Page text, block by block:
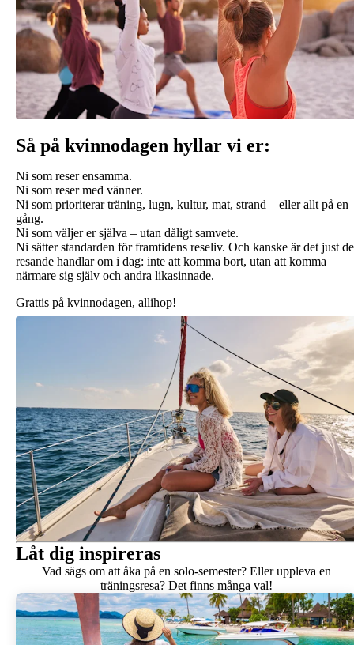
Så på kvinnodagen hyllar vi er:
Ni som reser ensamma.
Ni som reser med vänner.
Ni som prioriterar träning, lugn, kultur, mat, strand – eller allt på en
gång.
Ni som väljer er själva – utan dåligt samvete.
Ni sätter standarden för framtidens reseliv. Och kanske är det just
resande handlar om i dag: inte att komma bort, utan att komma
närmare sig själv och andra likasinnade.
Grattis på kvinnodagen, allihop!
Låt dig inspireras
Vad sägs om att åka på en solo-semester? Eller uppleva en
träningsresa? Det finns många val!